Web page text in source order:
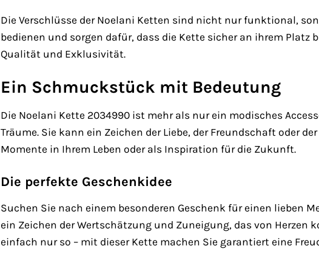
Die Verschlüsse der Noelani Ketten sind nicht nur funktional,
bedienen und sorgen dafür, dass die Kette sicher an ihrem
Qualität und Exklusivität.
Ein Schmuckstück mit Bedeutung
Die Noelani Kette 2034990 ist mehr als nur ein modisches
Träume. Sie kann ein Zeichen der Liebe, der Freundschaft oder
Momente in Ihrem Leben oder als Inspiration für die Zukunft.
Die perfekte Geschenkidee
Suchen Sie nach einem besonderen Geschenk für einen lieben
ein Zeichen der Wertschätzung und Zuneigung, das von Herzen
einfach nur so – mit dieser Kette machen Sie garantiert eine